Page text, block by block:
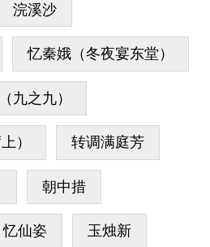
浣溪沙
忆秦娥（冬夜宴东堂）
九之九）
） 转调满庭芳
朝中措
忆仙姿 玉烛新